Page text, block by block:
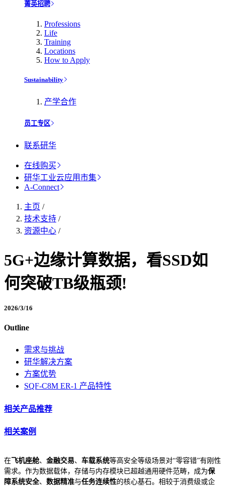
菁英招聘
Professions
Life
Training
Locations
How to Apply
Sustainability
产学合作
员工专区
联系研华
在线购买
研华工业云应用市集
A-Connect
主页 /
技术支持 /
资源中心 /
5G+边缘计算数据，看SSD如
何突破TB级瓶颈!
2026/3/16
Outline
需求与挑战
研华解决方案
方案优势
SQF-C8M ER-1 产品特性
相关产品推荐
相关案例
在 飞机座舱、 金融交易、 车载系统等高安全等级场景对“零容错”有刚性
需求。作为数据载体，存储与内存模块已超越通用硬件范畴，成为保
障系统安全、 数据精准与任务连续性的核心基石。相较于消费级或企